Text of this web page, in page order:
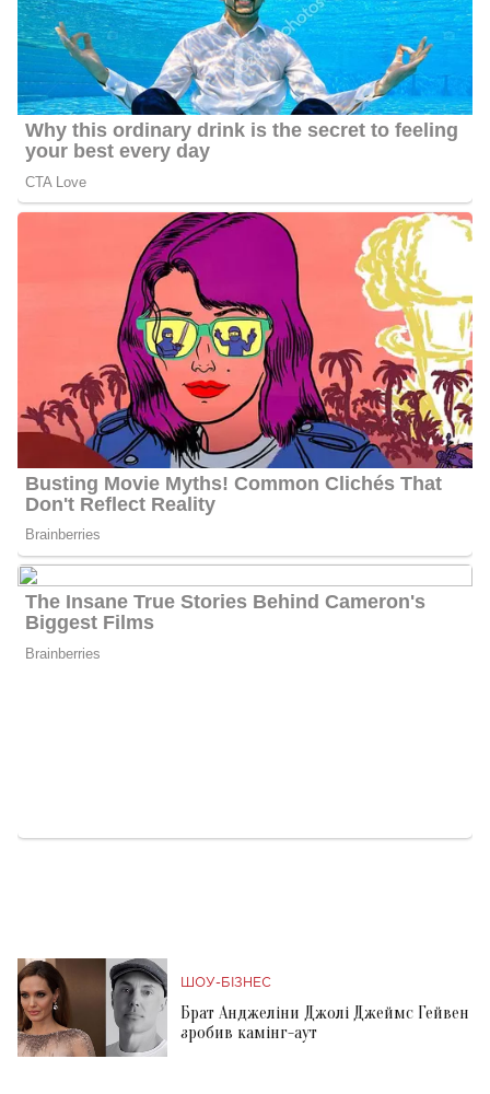
ШОУ-БІЗНЕС
Брат Анджеліни Джолі Джеймс Гейвен
зробив камінг-аут